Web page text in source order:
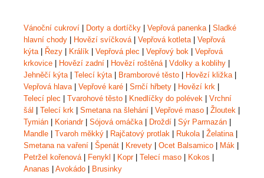
Vánoční cukroví | Dorty a dortíčky | Vepřová panenka | Sladké
hlavní chody | Hovězí svíčková | Vepřová kotleta | Vepřová
kýta | Řezy | Králík | Vepřová plec | Vepřový bok | Vepřová
krkovice | Hovězí zadní | Hovězí roštěná | Vdolky a koblihy |
Jehněčí kýta | Telecí kýta | Bramborové těsto | Hovězí kližka |
Vepřová hlava | Vepřové karé | Srnčí hřbety | Hovězí krk |
Telecí plec | Tvarohové těsto | Knedlíčky do polévek | Vrchní
šál | Telecí krk | Smetana na šlehání | Vepřové maso | Žloutek |
Tymián | Koriandr| Sójová omáčka | Droždí | Sýr Parmazán |
Mandle | Tvaroh měkký | Rajčatový protlak | Rukola | Želatina |
Smetana na vaření | Špenát | Krevety | Ocet Balsamico | Mák |
Petržel kořenová | Fenykl | Kopr| Telecí maso | Kokos |
Ananas | Avokádo | Brusinky